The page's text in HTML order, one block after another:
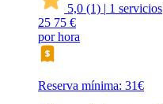
5,0 (1) | 1 servicios
25 75 €
por hora
Reserva mínima: 31€